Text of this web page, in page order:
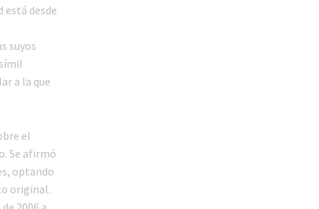
está desde
suyos
a la que
el
Se afirmó
optando
original.